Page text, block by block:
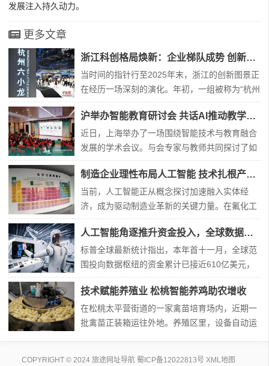
发展注入持久动力。
更多文章
浙江科创格局焕新：企业梯队成势 创新生态跃升
当时间的指针行至2025年末，浙江的创新图景正
在经历一场深刻的演化。年初，一组被称为“杭州
六小龙”的科技企业崭露头角，以其突破性的技术
与市场表现，拉开了这一年的序幕。它们的集体
涌现与稳健成长，不仅成为年度热词，更标志着
一个以高潜力科技企业为主角的发展新篇章已然
开启。然而，故事并未止步于此。在虚拟现实、
智
沪举办智能教育研讨会 共话AI推动教学创新路径
近日，上海举办了一场围绕智能技术与教育融合
发展的学术会议。与会专家与教师共同探讨了如
何借助新兴科技推动教学创新，构建适应数字时
代的教育新环境。本次活动由多家教育研究机
构、学术团体及企业联合筹办。会上，上海市教
育学会负责人指出，人工智能正在深刻改变传统
教学形式，推动教育向个性化和均衡化的方向发
展。来自
制造企业理性布局人工智能 技术扎根产业求实效
当前，人工智能正从概念探讨加速融入实体经
济，成为驱动制造业革新的关键力量。在氟化工
行业处于领先地位的多氟多公司，较早启动了智
能化转型，构建了一套涵盖数据基础、场景应用
与产业融合的完整实践体系。位于河南的氟基新
材料研发基地内，一面醒目的元素周期表勾勒出
企业的技术布局——其产品深度关联了表上前段
多个关键
人工智能角逐推升资金投入，全球数据枢纽布局加速扩张
标普全球最新统计指出，本年首十一月，全球范
围投向数据枢纽的资金累计已接近610亿美元，
超越上年总额，刷新历史纪录。行业分析指出，
科技领军企业及基建开发商正全力扩充数据处理
能力，以应对由智能技术发展带来的庞大运算需
求。一、“当前投入仅为开端”数据显示，数据枢
技术赋能养殖业 松桃智能养鸡助农增收
在松桃太平营街道的一家禽苗培育场内，近期一
批禽苗正装箱运往外地。养殖区里，设备自动运
COPYRIGHT © 2024 旅途网址导航 蜀ICP备12022813号 XML地图